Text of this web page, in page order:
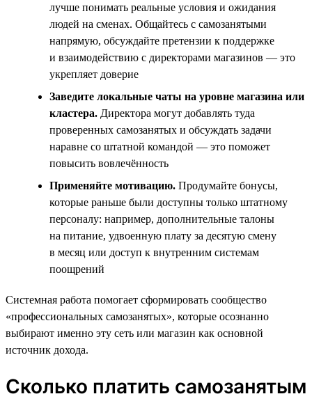
лучше понимать реальные условия и ожидания
людей на сменах. Общайтесь с самозанятыми
напрямую, обсуждайте претензии к поддержке
и взаимодействию с директорами магазинов — это
укрепляет доверие
Заведите локальные чаты на уровне магазина или
кластера. Директора могут добавлять туда
проверенных самозанятых и обсуждать задачи
наравне со штатной командой — это поможет
повысить вовлечённость
Применяйте мотивацию. Продумайте бонусы,
которые раньше были доступны только штатному
персоналу: например, дополнительные талоны
на питание, удвоенную плату за десятую смену
в месяц или доступ к внутренним системам
поощрений
Системная работа помогает сформировать сообщество
«профессиональных самозанятых», которые осознанно
выбирают именно эту сеть или магазин как основной
источник дохода.
Сколько платить самозанятым